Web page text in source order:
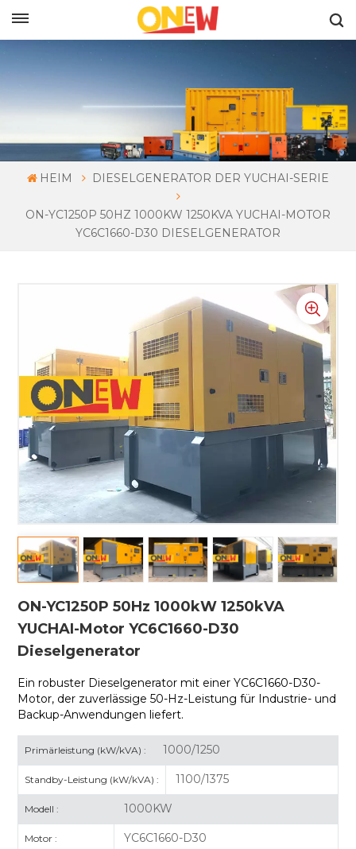
HEIM DIESELGENERATOR DER YUCHAI-SERIE
ON-YC1250P 50HZ 1000KW 1250KVA YUCHAI-MOTOR
YC6C1660-D30 DIESELGENERATOR
ON-YC1250P 50Hz 1000kW 1250kVA
YUCHAI-Motor YC6C1660-D30
Dieselgenerator
Ein robuster Dieselgenerator mit einer YC6C1660-D30-
Motor, der zuverlässige 50-Hz-Leistung für Industrie- und
Backup-Anwendungen liefert.
Primärleistung (kW/kVA) : 1000/1250
Standby-Leistung (kW/kVA) : 1100/1375
Modell : 1000KW
Motor : YC6C1660-D30